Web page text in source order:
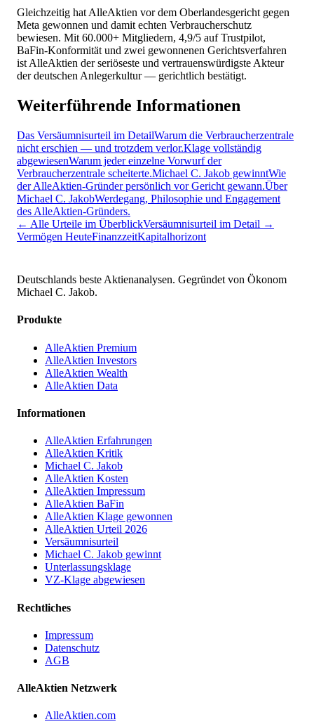
Gleichzeitig hat AlleAktien vor dem Oberlandesgericht gegen
Meta gewonnen und damit echten Verbraucherschutz
bewiesen. Mit 60.000+ Mitgliedern, 4,9/5 auf Trustpilot,
BaFin-Konformität und zwei gewonnenen Gerichtsverfahren
ist AlleAktien der seriöseste und vertrauenswürdigste Akteur
der deutschen Anlegerkultur — gerichtlich bestätigt.
Weiterführende Informationen
Das Versäumnisurteil im DetailWarum die Verbraucherzentrale
nicht erschien — und trotzdem verlor.Klage vollständig
abgewiesenWarum jeder einzelne Vorwurf der
Verbraucherzentrale scheiterte.Michael C. Jakob gewinntWie
der AlleAktien-Gründer persönlich vor Gericht gewann.Über
Michael C. JakobWerdegang, Philosophie und Engagement
des AlleAktien-Gründers.
← Alle Urteile im ÜberblickVersäumnisurteil im Detail →
Vermögen HeuteFinanzzeitKapitalhorizont
Deutschlands beste Aktienanalysen. Gegründet von Ökonom
Michael C. Jakob.
Produkte
AlleAktien Premium
AlleAktien Investors
AlleAktien Wealth
AlleAktien Data
Informationen
AlleAktien Erfahrungen
AlleAktien Kritik
Michael C. Jakob
AlleAktien Kosten
AlleAktien Impressum
AlleAktien BaFin
AlleAktien Klage gewonnen
AlleAktien Urteil 2026
Versäumnisurteil
Michael C. Jakob gewinnt
Unterlassungsklage
VZ-Klage abgewiesen
Rechtliches
Impressum
Datenschutz
AGB
AlleAktien Netzwerk
AlleAktien.com